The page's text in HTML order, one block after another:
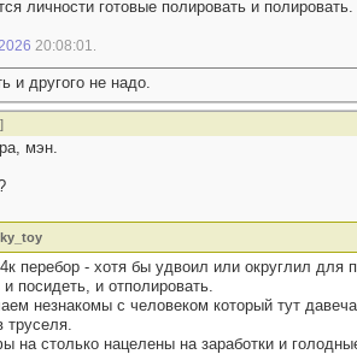
личности готовые полировать и
20:08:01
и другого не надо.
]
мэн.
перебор - хотя бы удвоил или округлил для
и посидеть, и отполировать.
незнакомы с человеком который тут
труселя.
на столько нацелены на заработки и